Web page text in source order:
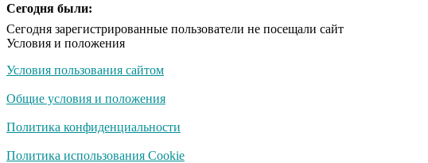
Сегодня были:
Сегодня зарегистрированные пользователи не посещали сайт
Условия и положения
Условия пользования сайтом
Общие условия и положения
Политика конфиденциальности
Политика использования Cookie